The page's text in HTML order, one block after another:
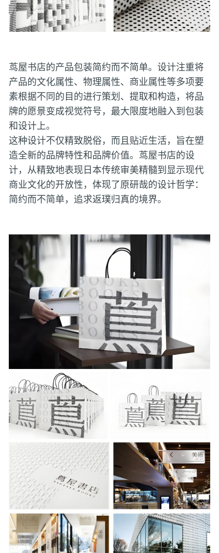
茑屋书店的产品包装简约而不简单。设计注重将
产品的文化属性、物理属性、商业属性等多项要
素根据不同的目的进行策划、提取和构造，将品
牌的愿景变成视觉符号，最大限度地融入到包装
和设计上。
这种设计不仅精致脱俗，而且贴近生活，旨在塑
造全新的品牌特性和品牌价值。茑屋书店的设
计，从精致地表现日本传统审美精髓到显示现代
商业文化的开放性，体现了原研哉的设计哲学：
简约而不简单，追求返璞归真的境界‌。